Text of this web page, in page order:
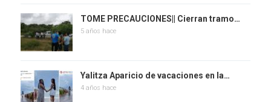
TOME PRECAUCIONES|| Cierran tramo…
5 años hace
Yalitza Aparicio de vacaciones en la…
4 años hace